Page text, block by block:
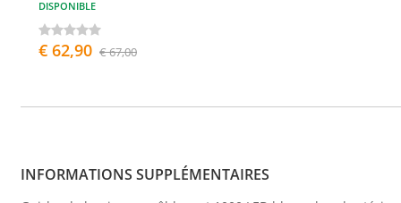
DISPONIBLE
€ 62,90 € 67,00
INFORMATIONS SUPPLÉMENTAIRES